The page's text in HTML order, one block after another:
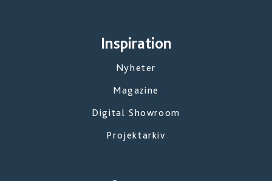
Inspiration
Nyheter
Magazine
Digital Showroom
Projektarkiv